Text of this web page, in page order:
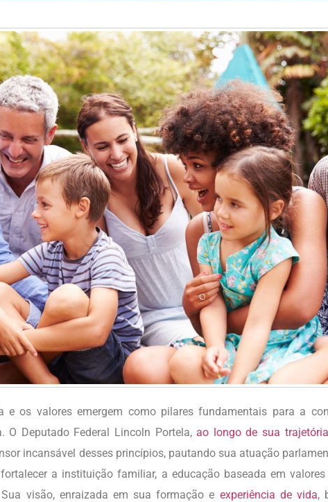
e os valores emergem como pilares fundamentais para a
O Deputado Federal Lincoln Portela, ao longo de sua
incansável desses princípios, pautando sua atuação
a instituição familiar, a educação baseada em
visão, enraizada em sua formação e experiência de vida,